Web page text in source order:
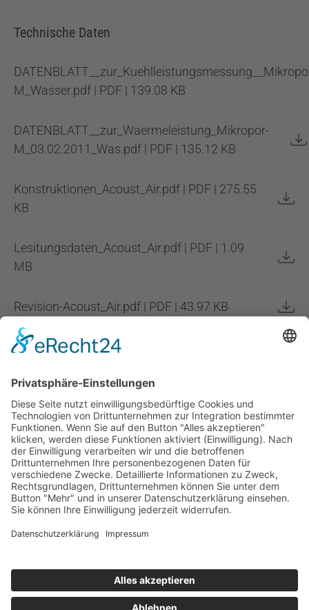
Technische Daten
M_Wasser.pdf | PDF | 139.08 KB
DATENBLATT__zur_Waermeleistung_Mikropor-
M_03.02.2011_Was.pdf | PDF | 135.12 KB
Konstruktionen_Acoust_Air.pdf | PDF | 275.55
KB
Lesitungsdaten_Acoust_Air.pdf | PDF | 1.09
MB
Revision-Acoust_Air.pdf | PDF | 43.97 KB
Skizze_Lueftungskanal.pdf | PDF | 10.21 KB
Infopoint
Social Media
Impressum
Datenschutz